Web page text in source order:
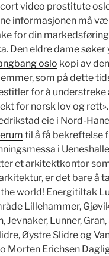
video prostitute
informasjonen må
for din
Den eldre dame søker
oslo kopi av
som på dette
for å understreke
for norsk lov og
eie i Nord-
til å få bekreftelse
i
et arkitektkontor
er det bare å
world! Energitiltak
Lillehammer,
Jevnaker, Lunner,
Øystre Slidre og
Morten Erichsen